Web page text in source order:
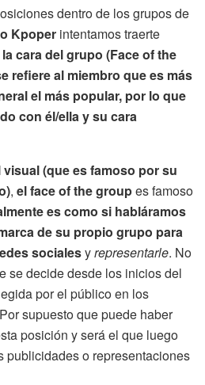
dentro de los grupos de
Kpoper intentamos traerte
la cara del grupo (Face of the
refiere al miembro que es más
el más popular, por lo que
con él/ella y su cara
visual (que es famoso por su
, el face of the groupes famoso
es como si habláramos
de su propio grupo para
socialesyrepresentarle. No
se decide desde los inicios del
por el público en los
supuesto que puede haber
posición y será el que luego
publicidades o representaciones